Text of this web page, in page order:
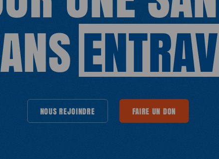
NOUS REJOINDRE NOUS REJOINDRE NOUS REJOINDRE NOUS
NOUS REJOINDRE FAIRE UN DON FAIRE UN DON
FAIRE UN DON